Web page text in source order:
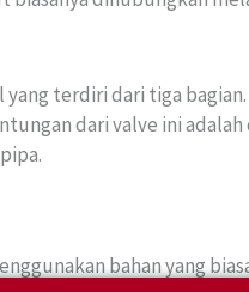
yang terdiri dari tiga
dari valve ini
bahan yang